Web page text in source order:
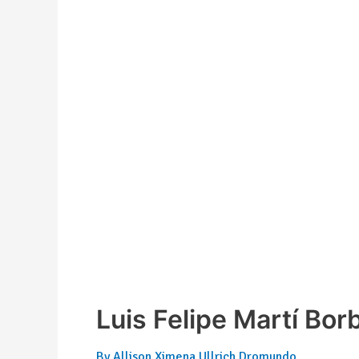
Luis Felipe Martí